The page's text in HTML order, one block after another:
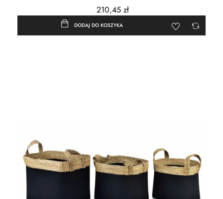
210,45 zł
DODAJ DO KOSZYKA